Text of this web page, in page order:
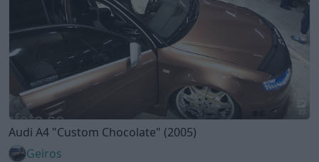
20
Audi A4 "Custom Chocolate" (2005)
Geiros